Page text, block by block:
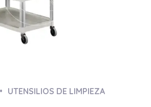
UTENSILIOS DE LIMPIEZA